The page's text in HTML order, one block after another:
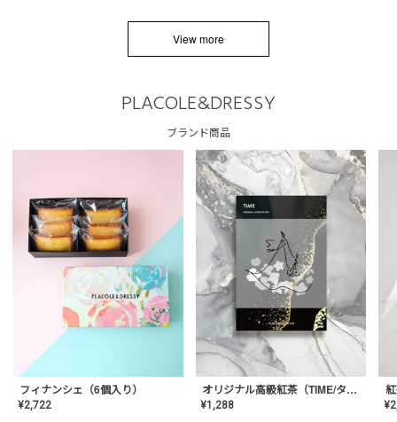
View more
PLACOLE&DRESSY
ブランド商品
フィナンシェ（6個入り）
¥2,722
オリジナル高級紅茶（TIME/タイム）【ギフト/プチギフト/プレゼント/内祝い/結婚式/オリジナル配合/高品質/ハーブティー/茶葉/記念日/お返し/手土産/美容/おしゃれ】
¥1,288 ¥